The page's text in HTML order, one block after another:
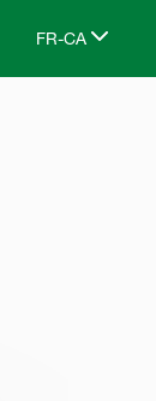
FR-CA
Select